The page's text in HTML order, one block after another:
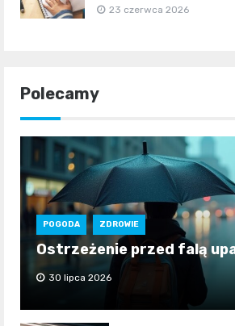
23 czerwca 2026
Polecamy
POGODA ZDROWIE
Ostrzeżenie przed falą
30 lipca 2026